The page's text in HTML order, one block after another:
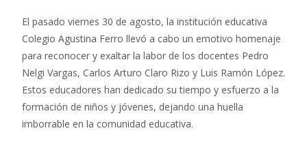
El pasado viernes 30 de agosto, la institución educativa
Colegio Agustina Ferro llevó a cabo un emotivo homenaje
para reconocer y exaltar la labor de los docentes Pedro
Nelgi Vargas, Carlos Arturo Claro Rizo y Luis Ramón López.
Estos educadores han dedicado su tiempo y esfuerzo a la
formación de niños y jóvenes, dejando una huella
imborrable en la comunidad educativa.